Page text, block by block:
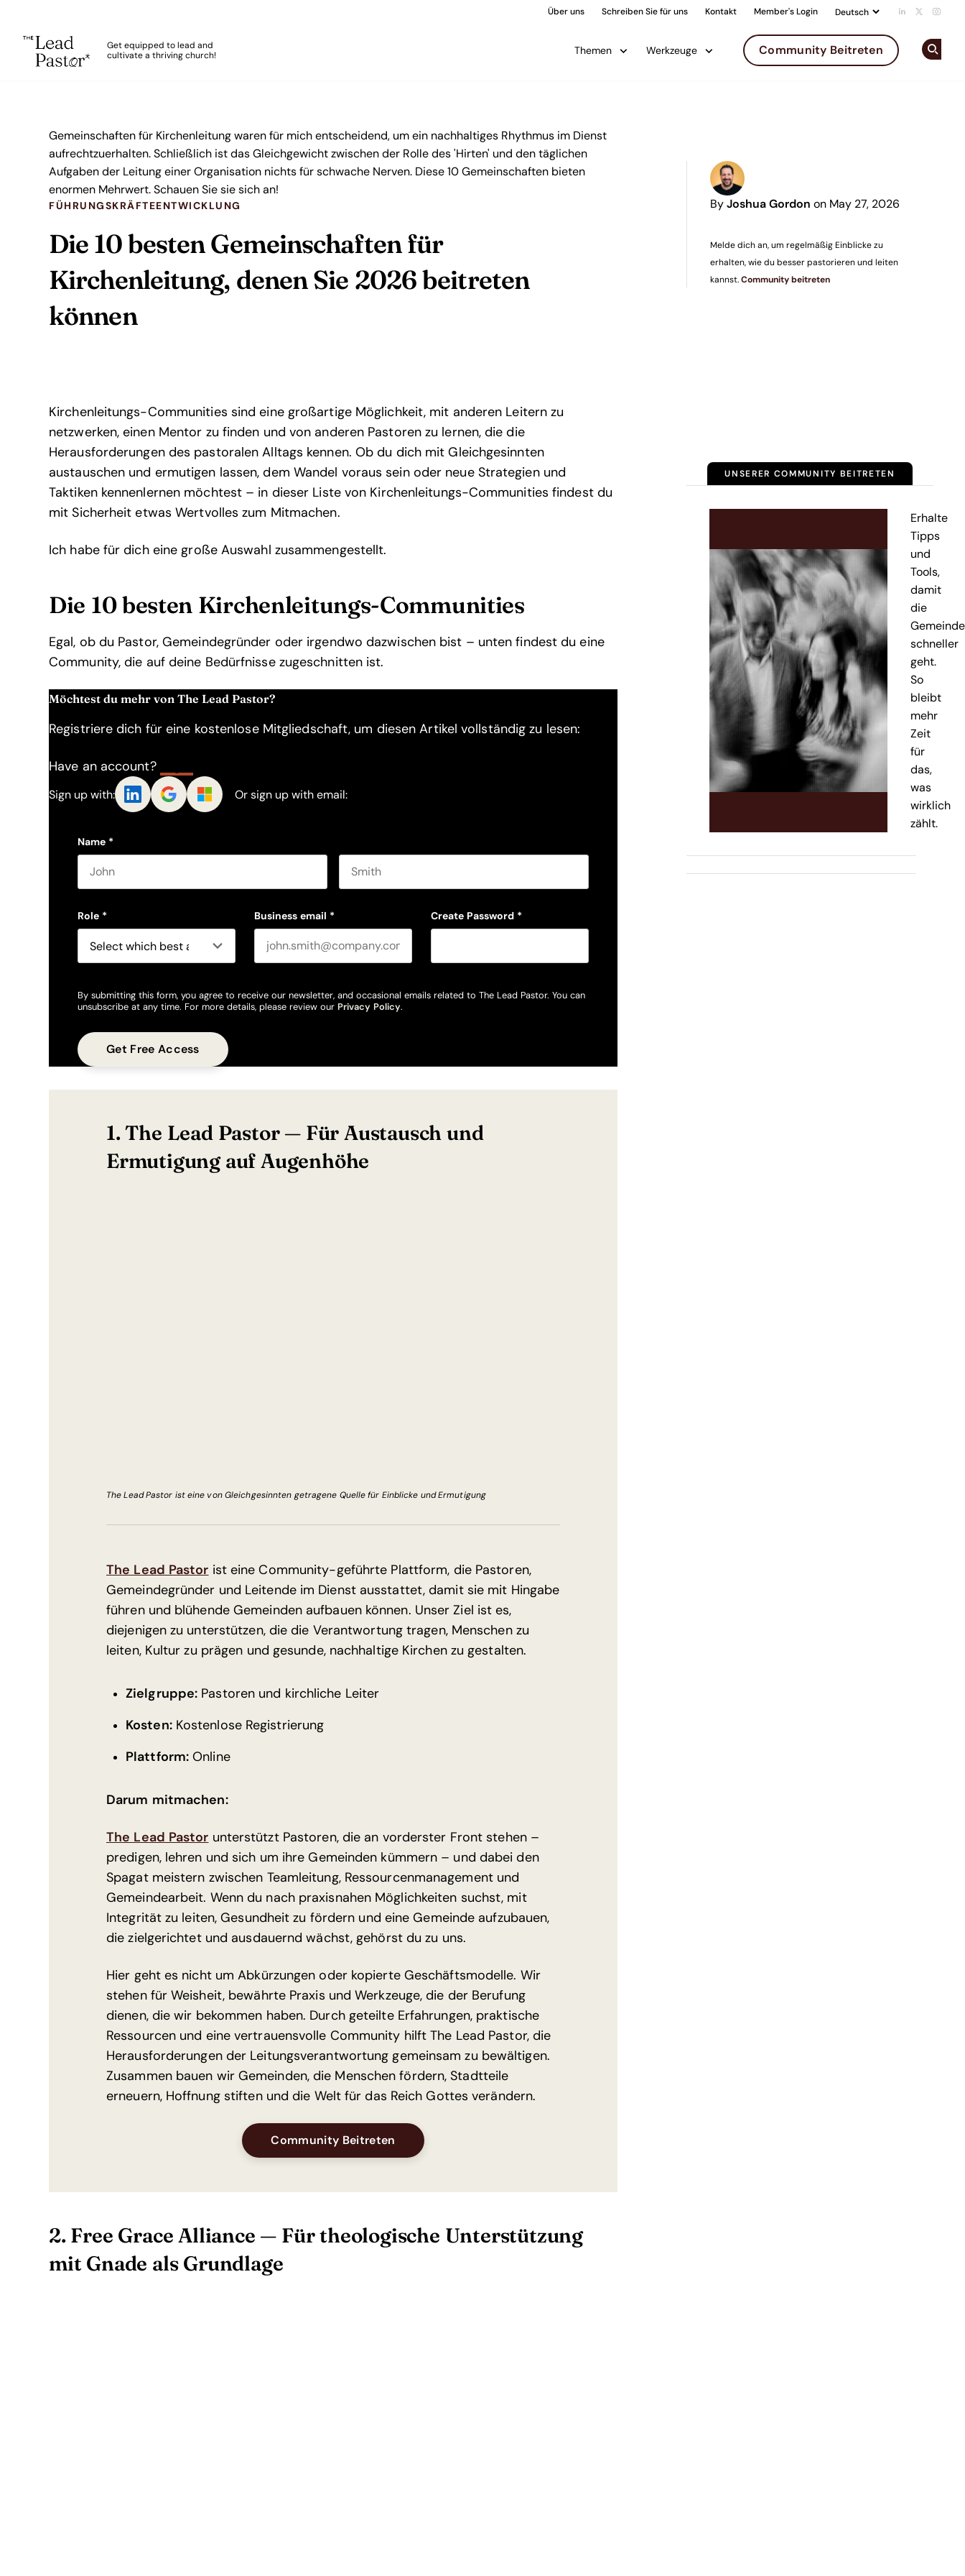
Über uns Schreiben Sie für uns Kontakt Member's Login Add us on
Follow
Get equipped to lead and
cultivate a thriving church!
Themen Werkzeuge Community Beitreten
FÜHRUNGSKRÄFTEENTWICKLUNG
Die 10 besten Gemeinschaften für
Kirchenleitung, denen Sie 2026 beitreten
können
By Joshua Gordon on May 27, 2026
Melde dich an, um regelmäßig Einblicke zu
erhalten, wie du besser pastorieren und leiten
kannst. Community beitreten
Gemeinschaften für Kirchenleitung waren für mich entscheidend, um ein nachhaltiges Rhythmus im Dienst
aufrechtzuerhalten. Schließlich ist das Gleichgewicht zwischen der Rolle des 'Hirten' und den täglichen
Aufgaben der Leitung einer Organisation nichts für schwache Nerven. Diese 10 Gemeinschaften bieten
enormen Mehrwert. Schauen Sie sie sich an!
Kirchenleitungs-Communities sind eine großartige Möglichkeit, mit anderen Leitern zu
netzwerken, einen Mentor zu finden und von anderen Pastoren zu lernen, die die
Herausforderungen des pastoralen Alltags kennen. Ob du dich mit Gleichgesinnten
austauschen und ermutigen lassen, dem Wandel voraus sein oder neue Strategien und
Taktiken kennenlernen möchtest – in dieser Liste von Kirchenleitungs-Communities findest du
mit Sicherheit etwas Wertvolles zum Mitmachen.
Ich habe für dich eine große Auswahl zusammengestellt.
Die 10 besten Kirchenleitungs-Communities
Egal, ob du Pastor, Gemeindegründer oder irgendwo dazwischen bist – unten findest du eine
Community, die auf deine Bedürfnisse zugeschnitten ist.
Möchtest du mehr von The Lead Pastor?
Registriere dich für eine kostenlose Mitgliedschaft, um diesen Artikel vollständig zu lesen:
Have an account?
Sign up with: Or sign up with email:
Name *
Role * Business email * Create Password *
By submitting this form, you agree to receive our newsletter, and occasional emails related to The Lead Pastor. You can
unsubscribe at any time. For more details, please review our Privacy Policy.
1. The Lead Pastor — Für Austausch und
Ermutigung auf Augenhöhe
The Lead Pastor ist eine von Gleichgesinnten getragene Quelle für Einblicke und Ermutigung
The Lead Pastor ist eine Community-geführte Plattform, die Pastoren,
Gemeindegründer und Leitende im Dienst ausstattet, damit sie mit Hingabe
führen und blühende Gemeinden aufbauen können. Unser Ziel ist es,
diejenigen zu unterstützen, die die Verantwortung tragen, Menschen zu
leiten, Kultur zu prägen und gesunde, nachhaltige Kirchen zu gestalten.
Zielgruppe: Pastoren und kirchliche Leiter
Kosten:Kostenlose Registrierung
Plattform: Online
Darum mitmachen:
The Lead Pastor unterstützt Pastoren, die an vorderster Front stehen –
predigen, lehren und sich um ihre Gemeinden kümmern – und dabei den
Spagat meistern zwischen Teamleitung, Ressourcenmanagement und
Gemeindearbeit. Wenn du nach praxisnahen Möglichkeiten suchst, mit
Integrität zu leiten, Gesundheit zu fördern und eine Gemeinde aufzubauen,
die zielgerichtet und ausdauernd wächst, gehörst du zu uns.
Hier geht es nicht um Abkürzungen oder kopierte Geschäftsmodelle. Wir
stehen für Weisheit, bewährte Praxis und Werkzeuge, die der Berufung
dienen, die wir bekommen haben. Durch geteilte Erfahrungen, praktische
Ressourcen und eine vertrauensvolle Community hilft The Lead Pastor, die
Herausforderungen der Leitungsverantwortung gemeinsam zu bewältigen.
Zusammen bauen wir Gemeinden, die Menschen fördern, Stadtteile
erneuern, Hoffnung stiften und die Welt für das Reich Gottes verändern.
Community Beitreten Opens New Window
2. Free Grace Alliance — Für theologische Unterstützung
mit Gnade als Grundlage
UNSERER COMMUNITY BEITRETEN
Erhalte
Tipps
und
Tools,
damit
die
schneller
geht.
So
bleibt
mehr
Zeit
für
das,
was
wirklich
zählt.